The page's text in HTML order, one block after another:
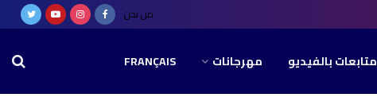
من نحن
متابعات بالفيديو مهرجانات FRANÇAIS